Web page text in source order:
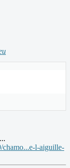
chamo...e-l-aiguille-